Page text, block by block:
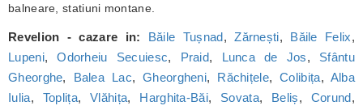
balneare, statiuni montane.
Revelion - cazare in: Băile Tușnad,Zărnești, Băile Felix,
Lupeni,Odorheiu Secuiesc, Praid, Lunca de Jos, Sfântu
Gheorghe, Balea Lac,Gheorgheni, Răchițele,Colibița, Alba
Iulia, Toplița,Vlăhița, Harghita-Băi, Sovata, Beliș, Corund,